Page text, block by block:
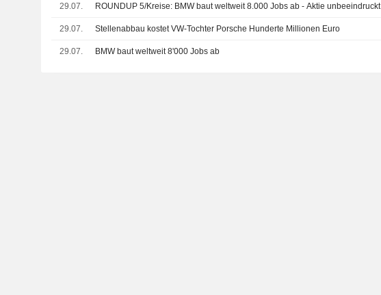
29.07. ROUNDUP 5/Kreise: BMW baut weltweit 8.000 Jobs ab - Aktie unbeeindruckt
29.07. Stellenabbau kostet VW-Tochter Porsche Hunderte Millionen Euro
29.07. BMW baut weltweit 8'000 Jobs ab